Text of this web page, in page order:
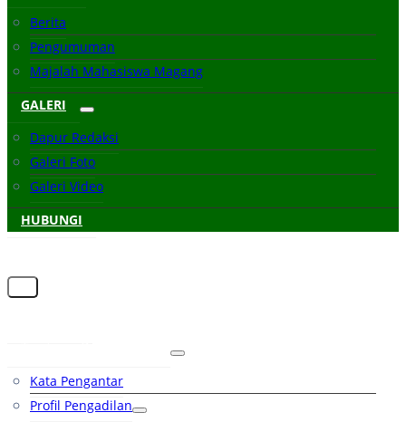
Berita
Pengumuman
Majalah Mahasiswa Magang
GALERI
Dapur Redaksi
Galeri Foto
Galeri Video
HUBUNGI
Kata Pengantar
Profil Pengadilan